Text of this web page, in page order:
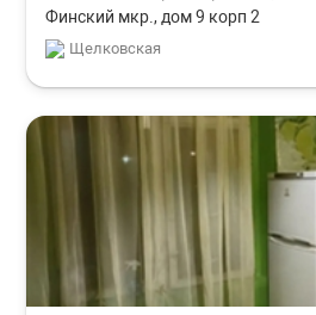
Финский мкр., дом 9 корп 2
Щелковская